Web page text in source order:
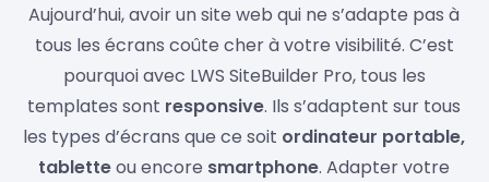
Aujourd’hui, avoir un site web qui ne s’adapte pas à
tous les écrans coûte cher à votre visibilité. C’est
pourquoi avec LWS SiteBuilder Pro, tous les
templates sont responsive. Ils s’adaptent sur tous
les types d’écrans que ce soit ordinateur portable,
tabletteou encore smartphone. Adapter votre